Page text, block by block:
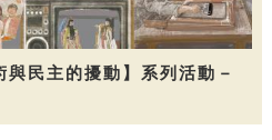
與民主的擾動】系列活動－